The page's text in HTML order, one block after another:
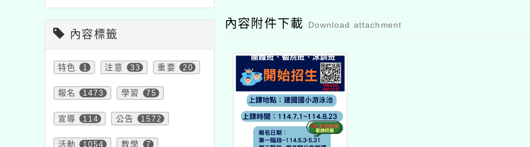
內容標籤
特色 1 注意 33 重要 20
報名 1473 學習 75
宣導 114 公告 1572
活動 1054 教學 7
內容附件下載 Download attachment